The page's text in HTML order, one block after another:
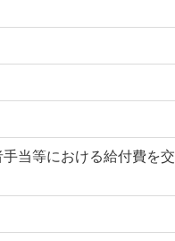
当等における給付費を交